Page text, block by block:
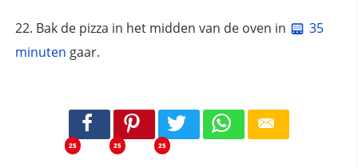
Bak de pizza in het midden van de oven in
35
minuten gaar.
25 25 25